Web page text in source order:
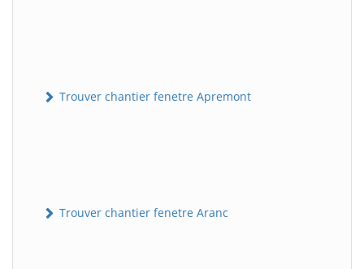
Trouver chantier fenetre Apremont
Trouver chantier fenetre Aranc